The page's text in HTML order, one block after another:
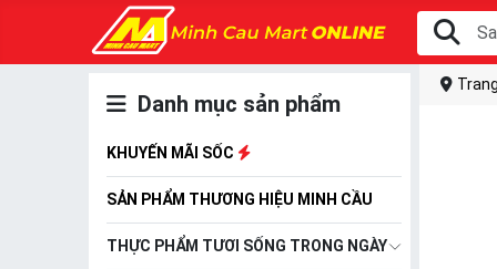
Danh mục sản phẩm
KHUYẾN MÃI SỐC
SẢN PHẨM THƯƠNG HIỆU MINH CẦU
THỰC PHẨM TƯƠI SỐNG TRONG NGÀY